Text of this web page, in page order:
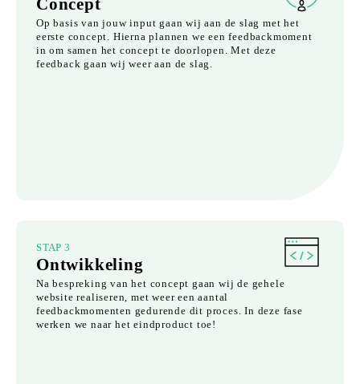
Op basis van jouw input gaan wij aan de slag met het
eerste concept. Hierna plannen we een feedbackmoment
in om samen het concept te doorlopen. Met deze
feedback gaan wij weer aan de slag.
STAP 3
Ontwikkeling
Na bespreking van het concept gaan wij de gehele
website realiseren, met weer een aantal
feedbackmomenten gedurende dit proces. In deze fase
werken we naar het eindproduct toe!